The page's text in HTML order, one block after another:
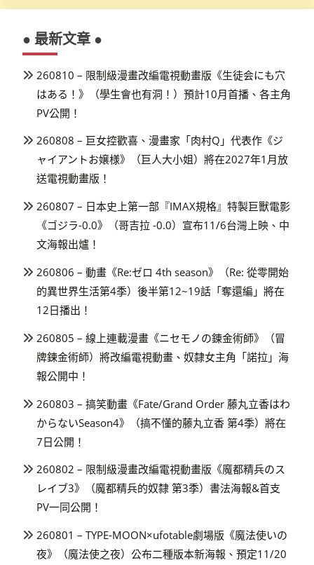
● 最新文章 ●
260810 – 限制級漫畫改編電視動畫版《生徒会にも穴
はある！》（學生會也有洞！）預計10月首播、各主角
PV公開！
260808 – 巨女控歡喜、漫畫家「肉村Q」代表作《ジ
ャイアントお嬢様》（巨人大小姐）將在2027年1月放
送電視動畫版！
260807 – 日本史上第一部『IMAX規格』特製巨獸電影
《ゴジラ-0.0》（哥吉拉 -0.0）宣布11/6台灣上映、中
文海報出爐！
260806 – 動畫《Re:ゼロ 4th season》（Re: 從零開始
的異世界生活第4季）後半第12~19話「奪還編」將在
12日播出！
260805 – 線上連載漫畫《ニセモノの錬金術師》（冒
牌鍊金術師）將改編電視動畫、奴隸女主角「諾拉」海
報公開中！
260803 – 搞笑動畫《Fate/Grand Order 藤丸立香はわ
からないSeason4》（搞不懂的藤丸立香 第4季）將在
7日公開！
260802 – 限制級漫畫改編電視動畫版《魔都精兵のス
レイブ3》（魔都精兵的奴隸 第3季）書法海報&首支
PV一同公開！
260801 – TYPE-MOON×ufotable劇場版《魔法使いの
夜》（魔法使之夜）公布二種版本新海報、預定11/20